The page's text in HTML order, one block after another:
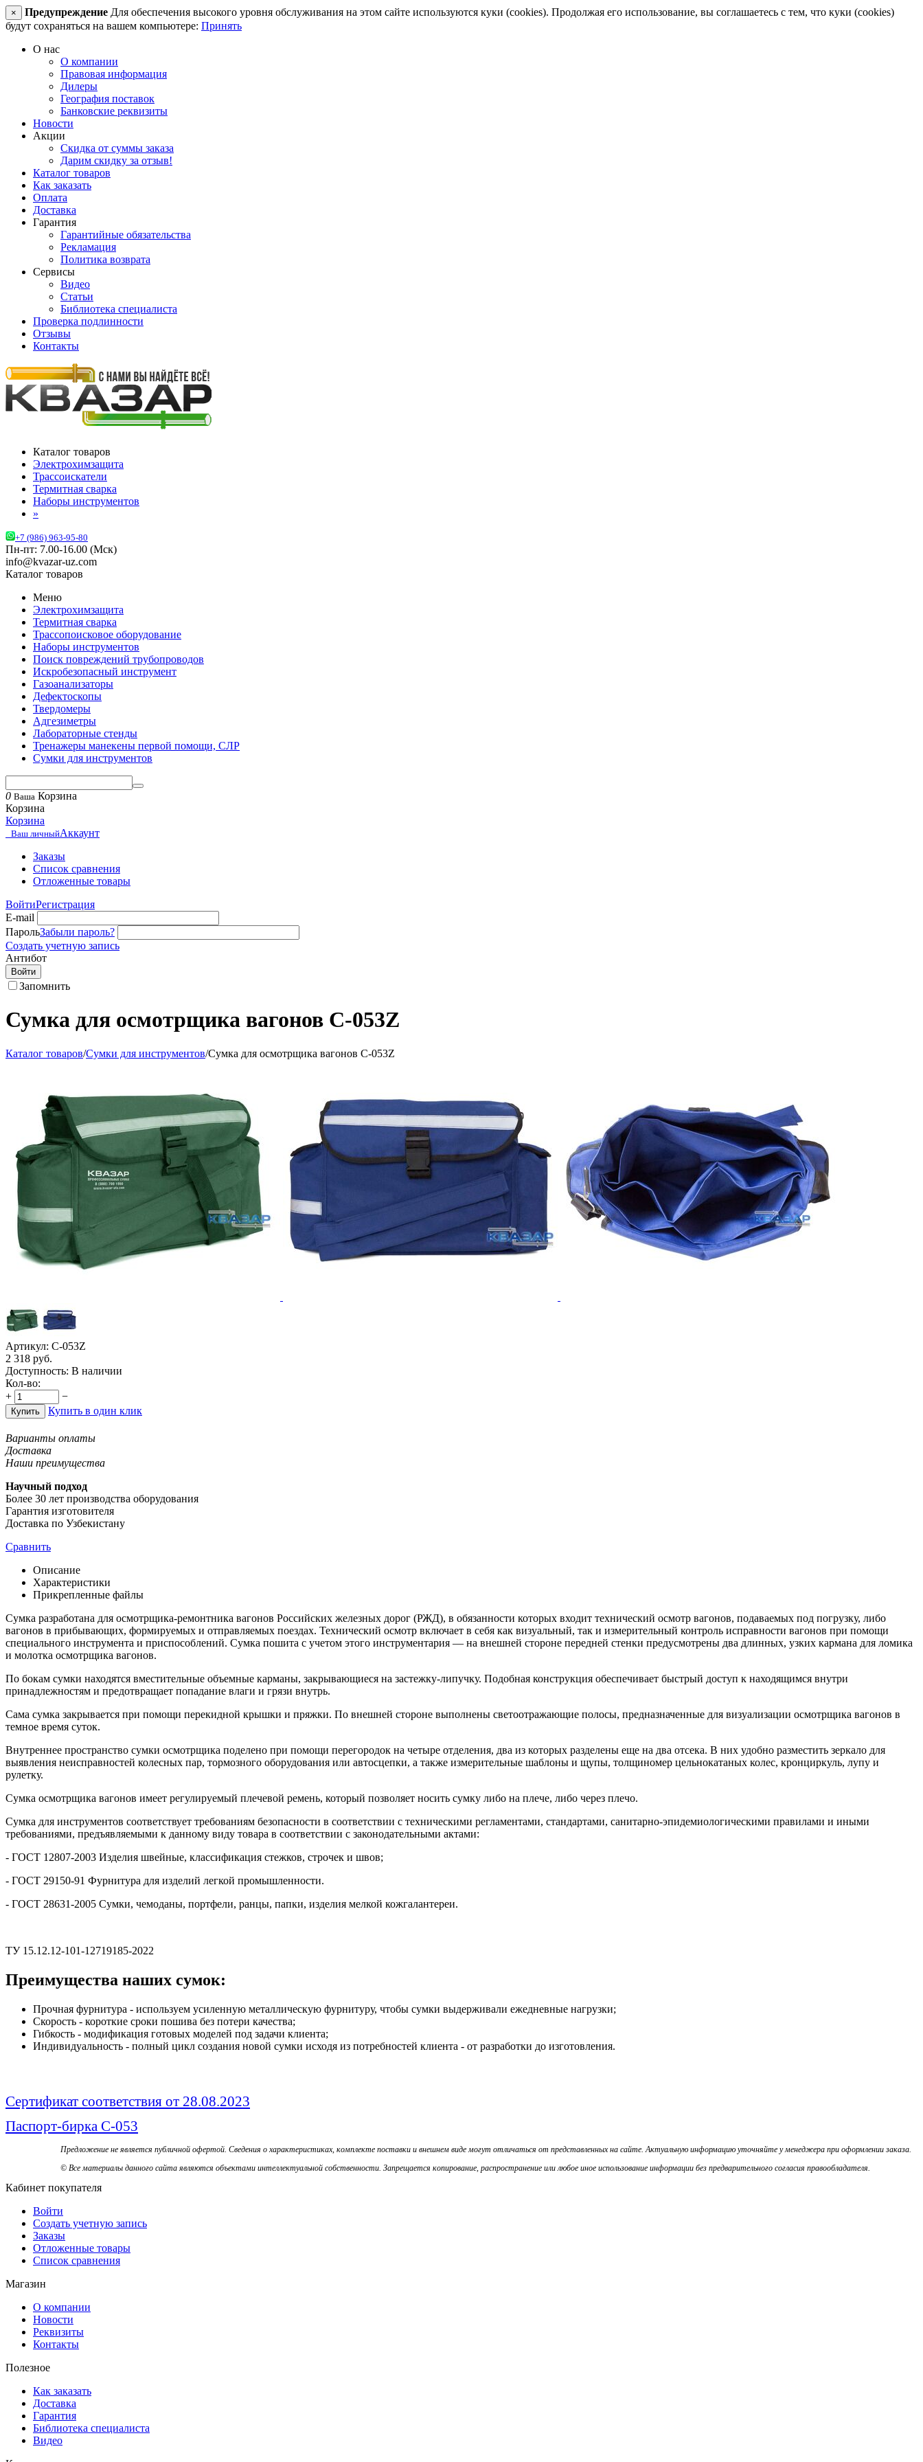
× Предупреждение Для обеспечения высокого уровня обслуживания на этом сайте используются куки (cookies). Продолжая его использование, вы соглашаетесь с тем, что куки (cookies)
будут сохраняться на вашем компьютере: Принять
О нас
О компании
Правовая информация
Дилеры
География поставок
Банковские реквизиты
Новости
Акции
Скидка от суммы заказа
Дарим скидку за отзыв!
Каталог товаров
Как заказать
Оплата
Доставка
Гарантия
Гарантийные обязательства
Рекламация
Политика возврата
Сервисы
Видео
Статьи
Библиотека специалиста
Проверка подлинности
Отзывы
Контакты
Каталог товаров
Электрохимзащита
Трассоискатели
Термитная сварка
Наборы инструментов
»
+7 (986) 963-95-80
Пн-пт: 7.00-16.00 (Мск)
info@kvazar-uz.com
Каталог товаров
Меню
Электрохимзащита
Термитная сварка
Трассопоисковое оборудование
Наборы инструментов
Поиск повреждений трубопроводов
Искробезопасный инструмент
Газоанализаторы
Дефектоскопы
Твердомеры
Адгезиметры
Лабораторные стенды
Тренажеры манекены первой помощи, СЛР
Сумки для инструментов
0 Ваша Корзина
Корзина
Корзина
Ваш личныйАккаунт
Заказы
Список сравнения
Отложенные товары
ВойтиРегистрация
E-mail
ПарольЗабыли пароль?
Создать учетную запись
Антибот
Войти
Запомнить
Сумка для осмотрщика вагонов С-053Z
Каталог товаров/Сумки для инструментов/Сумка для осмотрщика вагонов С-053Z
Артикул: С-053Z
2 318 руб.
Доступность: В наличии
Кол-во:
+
−
Купить Купить в один клик
Варианты оплаты
Доставка
Наши преимущества
Научный подход
Более 30 лет производства оборудования
Гарантия изготовителя
Доставка по Узбекистану
Сравнить
Описание
Характеристики
Прикрепленные файлы
Сумка разработана для осмотрщика-ремонтника вагонов Российских железных дорог (РЖД), в обязанности которых входит технический осмотр вагонов, подаваемых под погрузку, либо
вагонов в прибывающих, формируемых и отправляемых поездах. Технический осмотр включает в себя как визуальный, так и измерительный контроль исправности вагонов при помощи
специального инструмента и приспособлений. Сумка пошита с учетом этого инструментария — на внешней стороне передней стенки предусмотрены два длинных, узких кармана для ломика
и молотка осмотрщика вагонов.
По бокам сумки находятся вместительные объемные карманы, закрывающиеся на застежку-липучку. Подобная конструкция обеспечивает быстрый доступ к находящимся внутри
принадлежностям и предотвращает попадание влаги и грязи внутрь.
Сама сумка закрывается при помощи перекидной крышки и пряжки. По внешней стороне выполнены светоотражающие полосы, предназначенные для визуализации осмотрщика вагонов в
темное время суток.
Внутреннее пространство сумки осмотрщика поделено при помощи перегородок на четыре отделения, два из которых разделены еще на два отсека. В них удобно разместить зеркало для
выявления неисправностей колесных пар, тормозного оборудования или автосцепки, а также измерительные шаблоны и щупы, толщиномер цельнокатаных колес, кронциркуль, лупу и
рулетку.
Сумка осмотрщика вагонов имеет регулируемый плечевой ремень, который позволяет носить сумку либо на плече, либо через плечо.
Сумка для инструментов соответствует требованиям безопасности в соответствии с техническими регламентами, стандартами, санитарно-эпидемиологическими правилами и иными
требованиями, предъявляемыми к данному виду товара в соответствии с законодательными актами:
- ГОСТ 12807-2003 Изделия швейные, классификация стежков, строчек и швов;
- ГОСТ 29150-91 Фурнитура для изделий легкой промышленности.
- ГОСТ 28631-2005 Сумки, чемоданы, портфели, ранцы, папки, изделия мелкой кожгалантереи.
ТУ 15.12.12-101-12719185-2022
Преимущества наших сумок:
Прочная фурнитура - используем усиленную металлическую фурнитуру, чтобы сумки выдерживали ежедневные нагрузки;
Скорость - короткие сроки пошива без потери качества;
Гибкость - модификация готовых моделей под задачи клиента;
Индивидуальность - полный цикл создания новой сумки исходя из потребностей клиента - от разработки до изготовления.
Сертификат соответствия от 28.08.2023
Паспорт-бирка С-053
Предложение не является публичной офертой. Сведения о характеристиках, комплекте поставки и внешнем виде могут отличаться от представленных на сайте. Актуальную информацию уточняйте у менеджера при оформлении заказа.
© Все материалы данного сайта являются объектами интеллектуальной собственности. Запрещается копирование, распространение или любое иное использование информации без предварительного согласия правообладателя.
Кабинет покупателя
Войти
Создать учетную запись
Заказы
Отложенные товары
Список сравнения
Магазин
О компании
Новости
Реквизиты
Контакты
Полезное
Как заказать
Доставка
Гарантия
Библиотека специалиста
Видео